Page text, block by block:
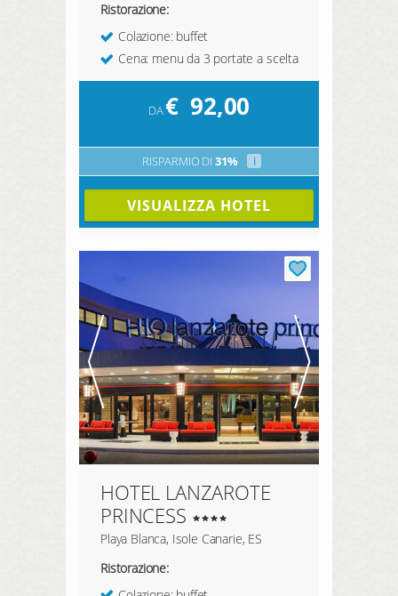
Ristorazione:
Colazione: buffet
Cena: menu da 3 portate a scelta
DA€ 92,00
RISPARMIO DI 31% i
VISUALIZZA HOTEL
HOTEL LANZAROTE
PRINCESS
Playa Blanca, Isole Canarie, ES
Ristorazione: